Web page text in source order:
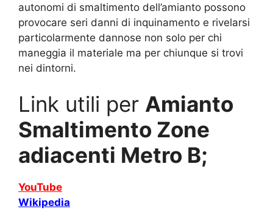
autonomi di smaltimento dell’amianto possono
provocare seri danni di inquinamento e rivelarsi
particolarmente dannose non solo per chi
maneggia il materiale ma per chiunque si trovi
nei dintorni.
Link utili per Amianto
Smaltimento Zone
adiacenti Metro B;
YouTube
Wikipedia